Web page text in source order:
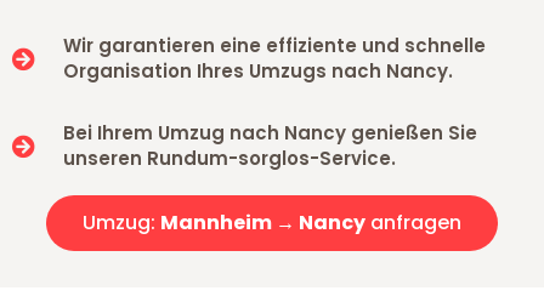
Wir garantieren eine effiziente und schnelle
Organisation Ihres Umzugs nach Nancy.
Bei Ihrem Umzug nach Nancy genießen Sie
unseren Rundum-sorglos-Service.
Umzug: Mannheim → Nancy anfragen